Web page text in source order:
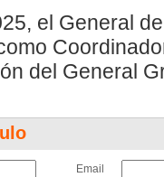
el General
del General
Email